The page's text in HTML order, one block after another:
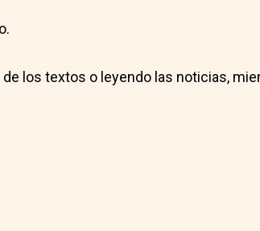
los textos o leyendo las noticias,